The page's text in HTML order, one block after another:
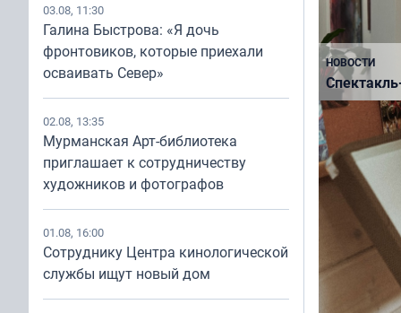
03.08, 11:30
Галина Быстрова: «Я дочь
фронтовиков, которые приехали
осваивать Север»
02.08, 13:35
Мурманская Арт-библиотека
приглашает к сотрудничеству
художников и фотографов
01.08, 16:00
Сотруднику Центра кинологической
службы ищут новый дом
до 500
фильмов
НОВОСТИ